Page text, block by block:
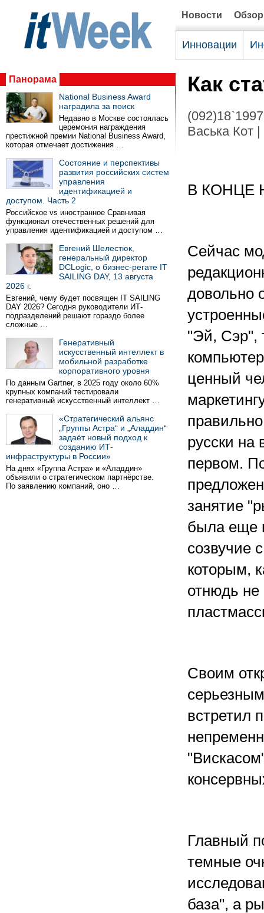
Новости
Инновации
Панорама
National Business Award
наградила за поиск
Недавно в Москве состоялась
церемония награждения
престижной премии National Business Award,
которая отмечает достижения …
Состояние и перспективы
развития российских систем
управления
идентификацией и
доступом. Часть 2
Российское vs иностранное Сравнивая
функционал отечественных решений для
управления идентификацией и доступом …
Евгений Шелестюк,
генеральный директор
DCLogic, о бизнес-регате IT
SAILING DAY, 13 августа
2026 г.
Евгений, чему будет посвящен IT SAILING
DAY 2026? Сегодня руководители ИТ-
подразделений решают гораздо более
сложные …
Генеративный
искусственный интеллект в
мобильной разработке
корпоративного уровня
По данным Gartner, в 2025 году около 60%
крупных компаний тестировали
генеративный искусственный интеллект …
«Стратегический альянс
„Группы Астра“ и „Аладдин“
задаёт новый подход к
созданию ИТ-
инфраструктуры в России»
На днях «Группа Астра» и «Аладдин»
объявили о стратегическом партнёрстве.
По заявлению компаний, оно …
Как
(092)18`1997
Васька Кот
В КОНЦЕ
Сейчас
довольно
"Эй, Сэр",
ценный
русски
первом.
занятие
была еще
созвучие
которым,
отнюдь не
Своим
встретил
Главный
темные
база", а